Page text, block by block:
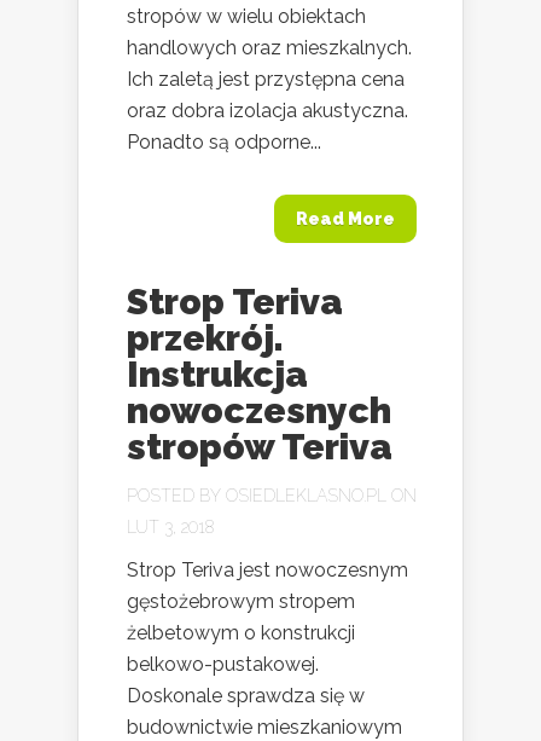
stropów w wielu obiektach
handlowych oraz mieszkalnych.
Ich zaletą jest przystępna cena
oraz dobra izolacja akustyczna.
Ponadto są odporne...
Read More
Strop Teriva
przekrój.
Instrukcja
nowoczesnych
stropów Teriva
POSTED BY OSIEDLEKLASNO.PL ON
LUT 3, 2018
Strop Teriva jest nowoczesnym
gęstożebrowym stropem
żelbetowym o konstrukcji
belkowo-pustakowej.
Doskonale sprawdza się w
budownictwie mieszkaniowym